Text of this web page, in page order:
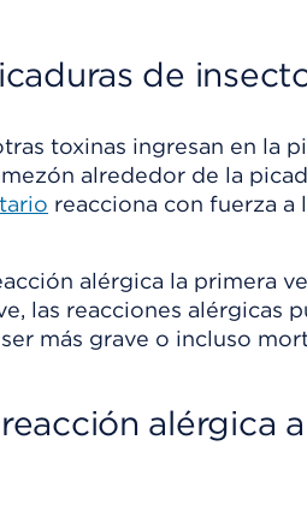
de
toxinas ingresan en la
alrededor de la
reacciona con fuerza a
alérgica la primera
las reacciones alérgicas
más grave o incluso
alérgica